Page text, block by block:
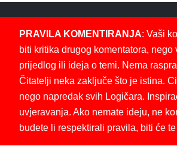
PRAVILA KOMENTIRANJA: Vaši
biti kritika drugog komentatora, nego
prijedlog ili ideja o temi. Nema
Čitatelji neka zaključe što je istina.
nego napredak svih Logičara.
uvjeravanja. Ako nemate ideju, ne
budete li respektirali pravila, biti će